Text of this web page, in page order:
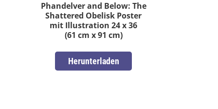
Phandelver and Below: The
Shattered Obelisk Poster
mit Illustration 24 x 36
(61 cm x 91 cm)
Herunterladen